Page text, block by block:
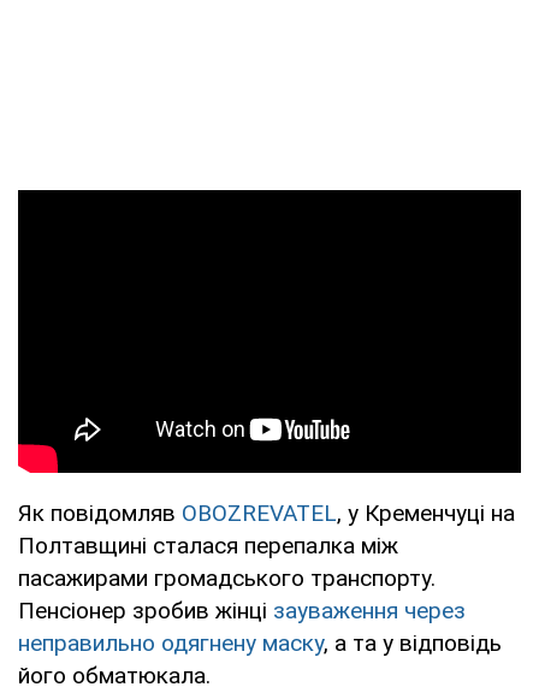
Як повідомляв OBOZREVATEL, у Кременчуці на
Полтавщині сталася перепалка між
пасажирами громадського транспорту.
Пенсіонер зробив жінці зауваження через
неправильно одягнену маску, а та у відповідь
його обматюкала.